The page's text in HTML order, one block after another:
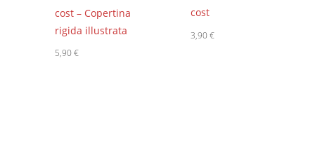
cost – Copertina
rigida illustrata
5,90€
cost
3,90€